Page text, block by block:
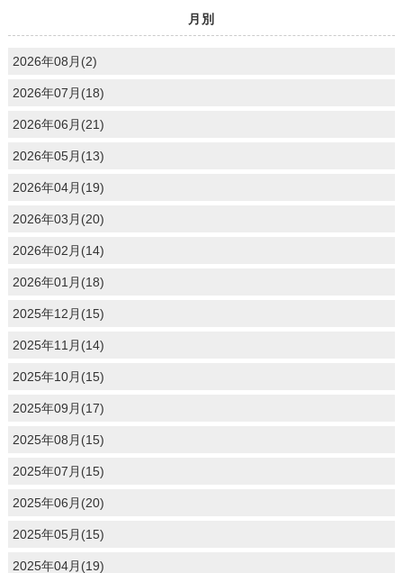
月別
2026年08月(2)
2026年07月(18)
2026年06月(21)
2026年05月(13)
2026年04月(19)
2026年03月(20)
2026年02月(14)
2026年01月(18)
2025年12月(15)
2025年11月(14)
2025年10月(15)
2025年09月(17)
2025年08月(15)
2025年07月(15)
2025年06月(20)
2025年05月(15)
2025年04月(19)